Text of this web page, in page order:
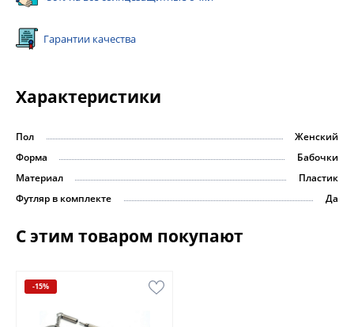
Гарантии качества
Характеристики
Пол
Женский
Форма
Бабочки
Материал
Пластик
Футляр в комплекте
Да
С этим товаром покупают
-15%